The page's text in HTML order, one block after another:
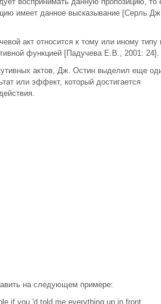
имеет данное высказывание [Серль
акт относится к тому или иному типу
функцией [Падучева Е.В., 2001: 24].
актов, Дж. Остин выделил еще
или эффект, который достигается
на следующем примере:
if you 'd told me everything up in front.